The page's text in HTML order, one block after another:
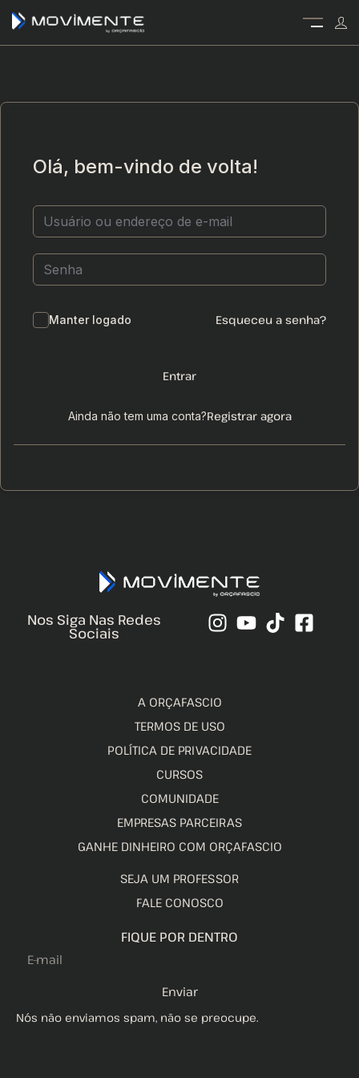
Olá, bem-vindo de volta!
Manter logado Esqueceu a senha?
Entrar
Ainda não tem uma conta?Registrar agora
Nos Siga Nas Redes
Sociais
A ORÇAFASCIO
TERMOS DE USO
POLÍTICA DE PRIVACIDADE
CURSOS
COMUNIDADE
EMPRESAS PARCEIRAS
GANHE DINHEIRO COM ORÇAFASCIO
SEJA UM PROFESSOR
FALE CONOSCO
FIQUE POR DENTRO
Enviar
Nós não enviamos spam, não se preocupe.